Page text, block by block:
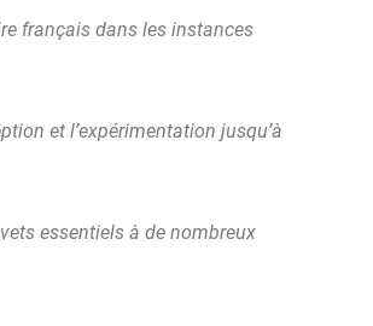
français dans les instances
et l’expérimentation jusqu’à
essentiels à de nombreux